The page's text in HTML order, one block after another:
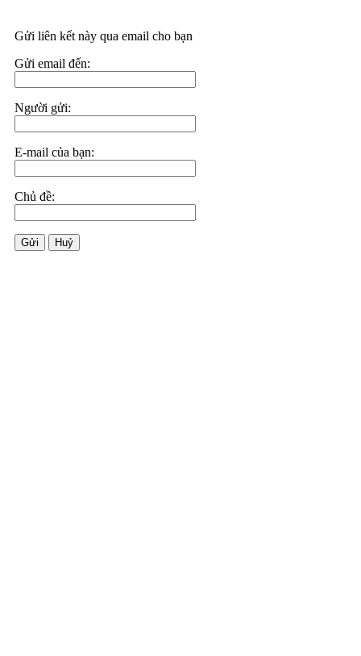
Gửi liên kết này qua email cho bạn
Gửi email đến:
Người gửi:
E-mail của bạn:
Chủ đề:
Gửi Huỷ